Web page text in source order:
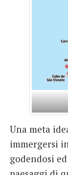
Una meta
immergersi
godendosi